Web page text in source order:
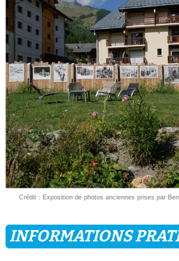
Crédit : Exposition de photos anciennes prises par
INFORMATIONS